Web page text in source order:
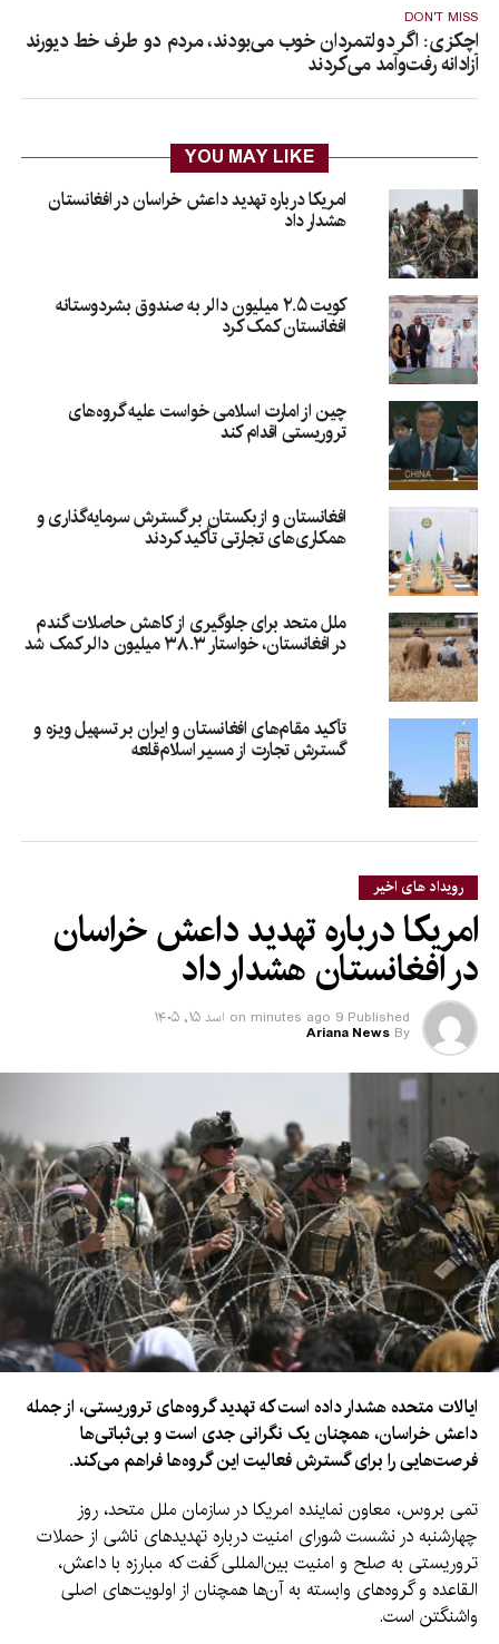
DON'T MISS
اچکزی: اگر دولتمردان خوب می‌بودند، مردم دو طرف خط دیورند
آزادانه رفت‌وآمد می‌کردند
YOU MAY LIKE
امریکا درباره تهدید داعش خراسان در افغانستان
هشدار داد
کویت ۲.۵ میلیون دالر به صندوق بشردوستانه
افغانستان کمک کرد
چین از امارت اسلامی خواست علیه گروه‌های
تروریستی اقدام کند
افغانستان و ازبکستان بر گسترش سرمایه‌گذاری و
همکاری‌های تجارتی تأکید کردند
ملل متحد برای جلوگیری از کاهش حاصلات گندم
در افغانستان، خواستار ۳۸.۳ میلیون دالر کمک شد
تأکید مقام‌های افغانستان و ایران بر تسهیل ویزه و
گسترش تجارت از مسیر اسلام‌قلعه
رویداد های اخیر
امریکا درباره تهدید داعش خراسان
در افغانستان هشدار داد
Published
9 minutes ago
on اسد ۱۵, ۱۴۰۵
By
Ariana News
ایالات متحده هشدار داده است که تهدید گروه‌های تروریستی، از جمله
داعش خراسان، همچنان یک نگرانی جدی است و بی‌ثباتی‌ها
فرصت‌هایی را برای گسترش فعالیت این گروه‌ها فراهم می‌کند.
تمی بروس، معاون نماینده امریکا در سازمان ملل متحد، روز
چهارشنبه در نشست شورای امنیت درباره تهدیدهای ناشی از حملات
تروریستی به صلح و امنیت بین‌المللی گفت که مبارزه با داعش،
القاعده و گروه‌های وابسته به آن‌ها همچنان از اولویت‌های اصلی
واشنگتن است.